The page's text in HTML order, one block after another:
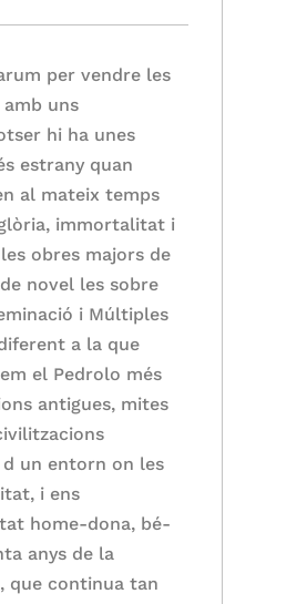
per vendre les
uns
hi ha unes
estrany quan
al mateix temps
immortalitat i
obres majors de
novel les sobre
i Múltiples
a la que
el Pedrolo més
antigues, mites
d un entorn on les
i ens
home-dona, bé-
anys de la
que continua tan